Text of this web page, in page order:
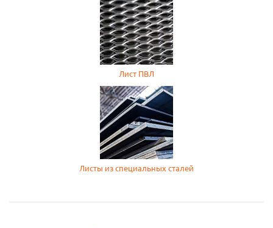
Лист ПВЛ
Листы из специальных сталей